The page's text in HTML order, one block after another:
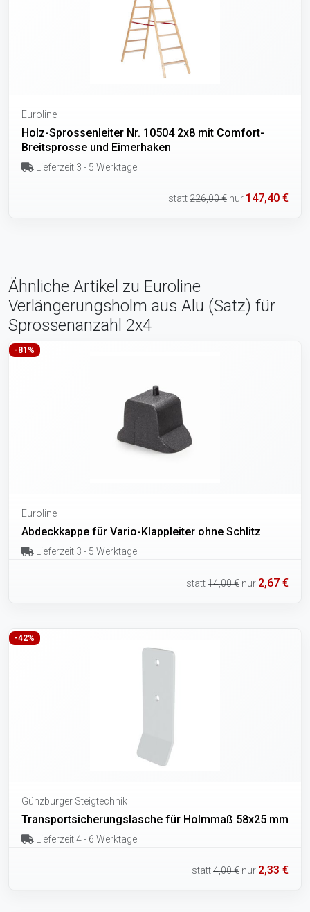
Euroline
Holz-Sprossenleiter Nr. 10504 2x8 mit Comfort-
Breitsprosse und Eimerhaken
Lieferzeit 3 - 5 Werktage
statt226,00 € nur 147,40 €
Ähnliche Artikel zu Euroline
Verlängerungsholm aus Alu (Satz) für
Sprossenanzahl 2x4
-81%
Euroline
Abdeckkappe für Vario-Klappleiter ohne Schlitz
Lieferzeit 3 - 5 Werktage
statt14,00 € nur 2,67 €
-42%
Günzburger Steigtechnik
Transportsicherungslasche für Holmmaß 58x25 mm
Lieferzeit 4 - 6 Werktage
statt4,00 € nur 2,33 €